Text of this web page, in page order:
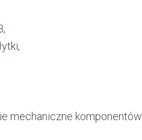
mechaniczne komponentów.